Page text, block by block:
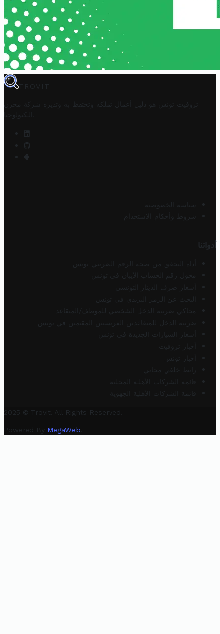
TROVIT
تروفيت تونس هو دليل أعمال تملكه وتحتفظ به وتديره
شركة مخزن
التكنولوجيا
سياسة الخصوصية
شروط وأحكام الاستخدام
أدواتنا
أداة التحقق من صحة الرقم الضريبي تونس
محول رقم الحساب الآيبان في تونس
أسعار صرف الدينار التونسي
البحث عن الرمز البريدي في تونس
محاكي ضريبة الدخل الشخصي للموظف/المتقاعد
ضريبة الدخل للمتقاعدين الفرنسيين المقيمين في تونس
أسعار السيارات الجديدة في تونس
أخبار تروفيت
أخبار تونس
رابط خلفي مجاني
قائمة الشركات الأهلية المحلية
قائمة الشركات الأهلية الجهوية
2025 © Trovit. All Rights Reserved.
Powered By MegaWeb